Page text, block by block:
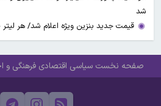
شد
قیمت جدید بنزین ویژه اعلام شد/ هر لیتر
صفحه نخست سیاسی اقتصادی فرهنگی و